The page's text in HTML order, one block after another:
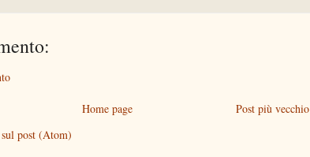
Post più vecchio
Home page
post (Atom)